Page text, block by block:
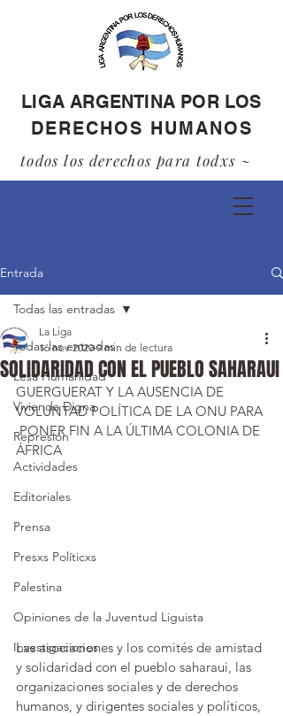
LIGA ARGENTINA POR LOS
DERECHOS HUMANOS
todos los derechos para todxs ~
Entrada
Todas las entradas
Lesa Humanidad
Vivienda Digna
Represión
Actividades
Editoriales
Prensa
Presxs Políticxs
Palestina
Opiniones de la Juventud Liguista
Investigaciones
Todas las entradas
SOLIDARIDAD CON EL PUEBLO SAHARAUI
La Liga
16 nov 2020 9 min de lectura
GUERGUERAT Y LA AUSENCIA DE
VOLUNTAD POLÍTICA DE LA ONU PARA
PONER FIN A LA ÚLTIMA COLONIA DE
ÁFRICA
Las asociaciones y los comités de amistad
y solidaridad con el pueblo saharaui, las
organizaciones sociales y de derechos
humanos, y dirigentes sociales y políticos,